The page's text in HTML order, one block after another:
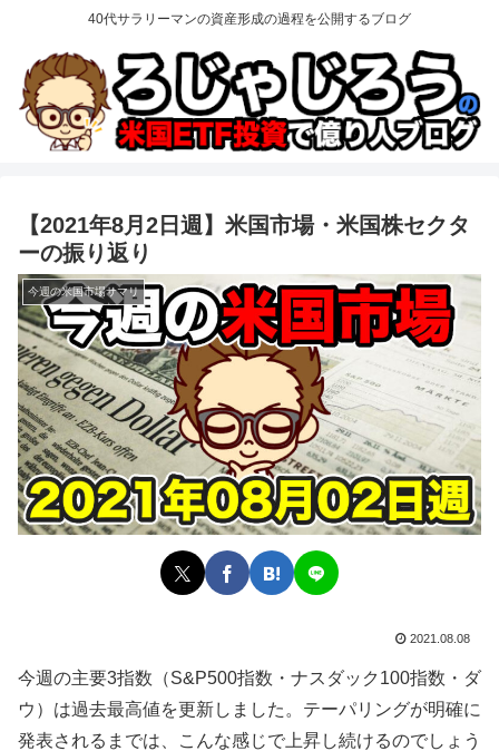
40代サラリーマンの資産形成の過程を公開するブログ
【2021年8月2日週】米国市場・米国株セクタ
ーの振り返り
今週の米国市場サマリ
2021.08.08
今週の主要3指数（S&P500指数・ナスダック100指数・ダ
ウ）は過去最高値を更新しました。テーパリングが明確に
発表されるまでは、こんな感じで上昇し続けるのでしょう